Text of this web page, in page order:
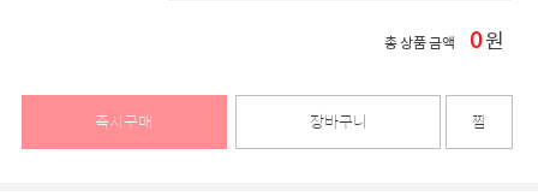
총 상품 금액 0원
즉시구매 장바구니 찜